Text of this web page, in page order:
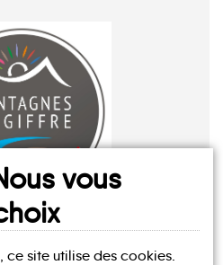
vous
ce site utilise des cookies.